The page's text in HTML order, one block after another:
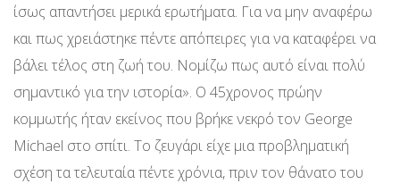
ίσως απαντήσει μερικά ερωτήματα. Για να μην αναφέρω
και πως χρειάστηκε πέντε απόπειρες για να καταφέρει να
βάλει τέλος στη ζωή του. Νομίζω πως αυτό είναι πολύ
σημαντικό για την ιστορία». Ο 45χρονος πρώην
κομμωτής ήταν εκείνος που βρήκε νεκρό τον George
Michael στο σπίτι. Το ζευγάρι είχε μια προβληματική
σχέση τα τελευταία πέντε χρόνια, πριν τον θάνατο του